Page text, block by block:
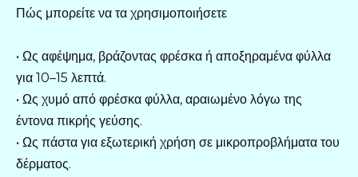
Πώς μπορείτε να τα χρησιμοποιήσετε
• Ως αφέψημα, βράζοντας φρέσκα ή αποξηραμένα φύλλα
για 10–15 λεπτά.
• Ως χυμό από φρέσκα φύλλα, αραιωμένο λόγω της
έντονα πικρής γεύσης.
• Ως πάστα για εξωτερική χρήση σε μικροπροβλήματα του
δέρματος.